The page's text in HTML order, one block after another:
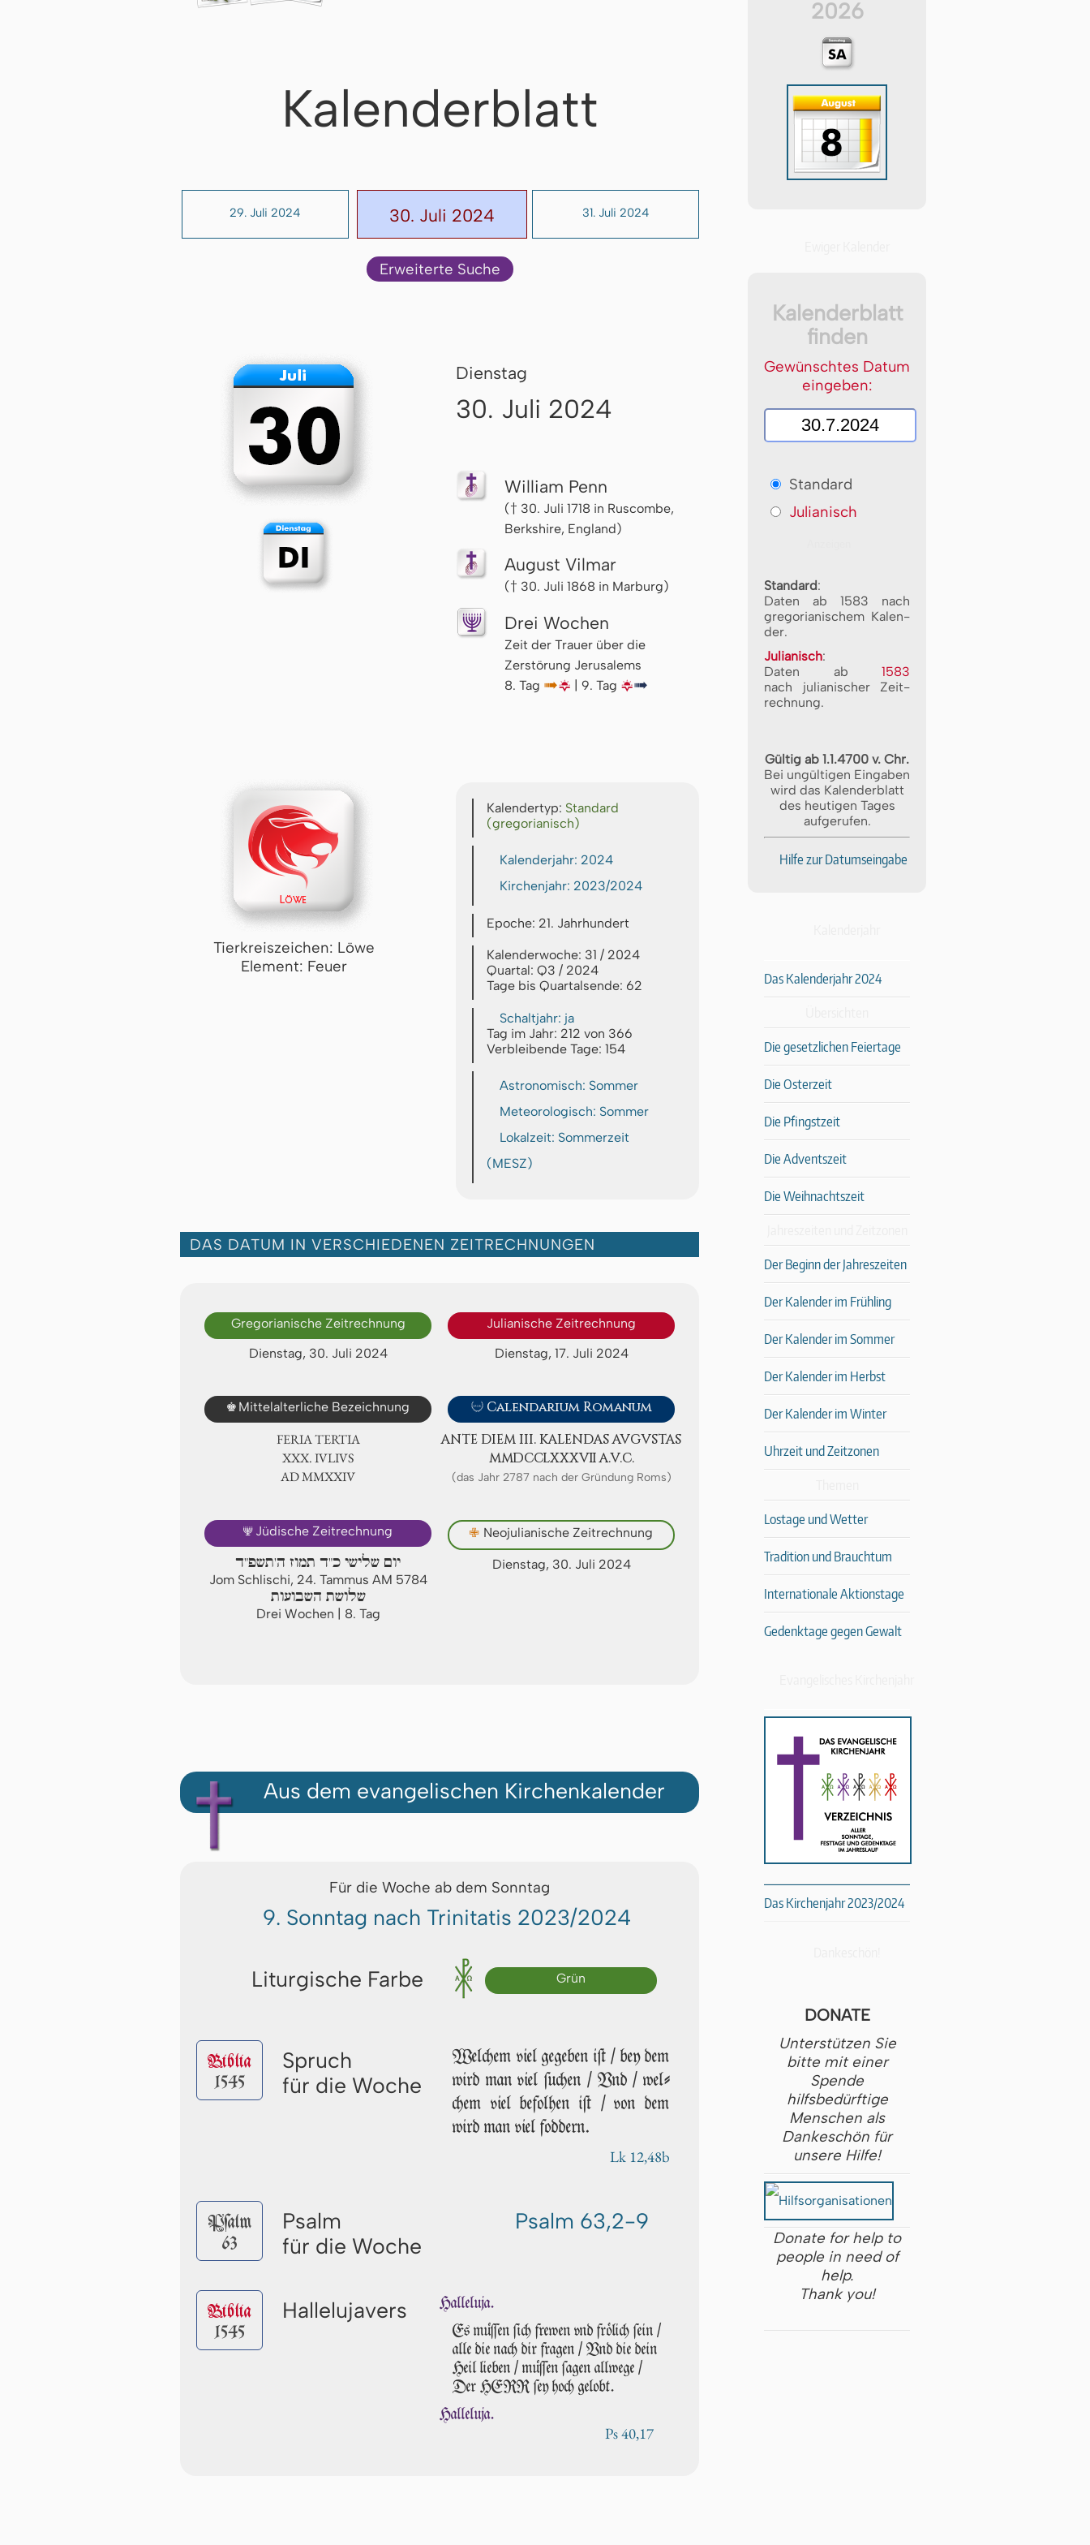
Kalenderblatt
29. Juli 2024 30. Juli 2024 31. Juli 2024
Erweiterte Suche
Dienstag
30. Juli 2024
William Penn
(† 30. Juli 1718 in Ruscombe,
Berkshire, England)
August Vilmar
(† 30. Juli 1868 in Marburg)
Drei Wochen
Zeit der Trauer über die
Zerstörung Jerusalems
8. Tag ↦🌇 | 9. Tag 🌇↦
Tierkreiszeichen: Löwe
Element: Feuer
Kalendertyp: Standard
(gregorianisch)
Kalenderjahr: 2024
Kirchenjahr: 2023/2024
Epoche: 21. Jahrhundert
Kalenderwoche: 31 / 2024
Quartal: Q3 / 2024
Tage bis Quartalsende: 62
Schaltjahr: ja
Tag im Jahr: 212 von 366
Verbleibende Tage: 154
Astronomisch: Sommer
Meteorologisch: Sommer
Lokalzeit: Sommerzeit
(MESZ)
DAS DATUM IN VERSCHIEDENEN ZEITRECHNUNGEN
Gregorianische Zeitrechnung
Dienstag, 30. Juli 2024
Julianische Zeitrechnung
Dienstag, 17. Juli 2024
♚ Mittelalterliche Bezeichnung
FERIA TERTIA
ⅩⅩⅩ. IVLIVS
AD ⅯⅯⅩⅩⅣ
 Calendarium Romanum
ANTE DIEM III. KA­LEN­DAS AV­GVS­TAS
ⅯⅯⅮⅭⅭⅬⅩⅩⅩⅦ A.V.C.
(das Jahr 2787 nach der Gründung Roms)
🕎 Jüdische Zeitrechnung
יום שלישי כ"ד תמוז ה'תשפ"ד
Jom Schlischi, 24. Tammus AM 5784
שלושת השבועות
Drei Wochen | 8. Tag
✙ Neojulianische Zeitrechnung
Dienstag, 30. Juli 2024
Aus dem evangelischen Kirchenkalender
Für die Woche ab dem Sonntag
9. Sonntag nach Trinitatis 2023/2024
Liturgische Farbe Grün
Biblia
1545
Spruch
für die Woche
Welchem viel gegeben iſt / bey dem
wird man viel ſu­chen / Vnd / wel­
chem viel be­fol­hen iſt / von dem
wird man viel foddern.
Lk 12,48b
Pſalm
63
Psalm
für die Woche
Psalm 63,2-9
Biblia
1545
Hallelujavers
Halleluja.
Es müſſen ſich frewen vnd frö­lich ſein /
alle die nach dir fragen / Vnd die dein
Heil lie­ben / müſſen ſa­gen allwege /
Der HERR ſey hoch gelobt.
Halleluja.
Ps 40,17
2026
Kalenderblatt
finden
Gewünschtes Datum
eingeben:
Standard
Julianisch
Standard:
Daten ab 1583 nach
gre­go­ri­a­ni­schem Ka­len­
der.
Julianisch:
Daten ab 1583
nach ju­li­a­ni­scher Zeit­
rech­nung.
Gültig ab 1.1.4700 v. Chr.
Bei ungültigen Eingaben
wird das Kalenderblatt
des heutigen Tages
aufgerufen.
Hilfe zur Datumseingabe
Das Kalenderjahr 2024
Die gesetzlichen Feiertage
Die Osterzeit
Die Pfingstzeit
Die Adventszeit
Die Weihnachtszeit
Der Beginn der Jahreszeiten
Der Kalender im Frühling
Der Kalender im Sommer
Der Kalender im Herbst
Der Kalender im Winter
Uhrzeit und Zeitzonen
Lostage und Wetter
Tradition und Brauchtum
Internationale Aktionstage
Gedenktage gegen Gewalt
Das Kirchenjahr 2023/2024
DONATE
Unterstützen Sie
bitte mit einer
Spende
hilfsbedürftige
Menschen als
Dankeschön für
unsere Hilfe!
Donate for help to
people in need of
help.
Thank you!